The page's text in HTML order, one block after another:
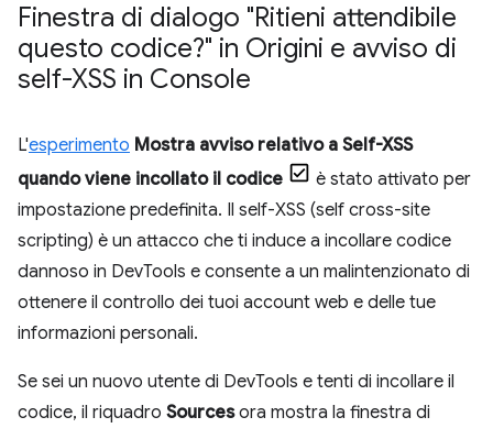
Finestra di dialogo "Ritieni attendibile
questo codice?" in Origini e avviso di
self-XSS in Console
L'esperimento Mostra avviso relativo a Self-XSS
quando viene incollato il codice
è stato attivato per
impostazione predefinita. Il self-XSS (self cross-site
scripting) è un attacco che ti induce a incollare codice
dannoso in DevTools e consente a un malintenzionato di
ottenere il controllo dei tuoi account web e delle tue
informazioni personali.
Se sei un nuovo utente di DevTools e tenti di incollare il
codice, il riquadro Sourcesora mostra la finestra di